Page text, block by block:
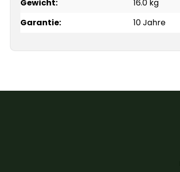
Gewicht:
16.0 kg
Garantie:
10 Jahre